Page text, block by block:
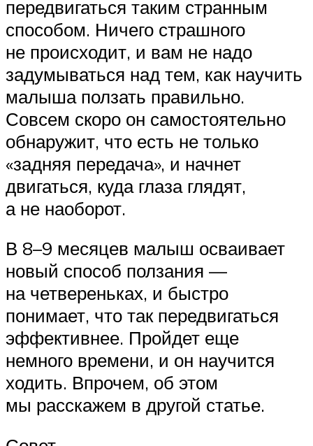
передвигаться таким странным
способом. Ничего страшного
не происходит, и вам не надо
задумываться над тем, как научить
малыша ползать правильно.
Совсем скоро он самостоятельно
обнаружит, что есть не только
«задняя передача», и начнет
двигаться, куда глаза глядят,
а не наоборот.
В 8–9 месяцев малыш осваивает
новый способ ползания —
на четвереньках, и быстро
понимает, что так передвигаться
эффективнее. Пройдет еще
немного времени, и он научится
ходить. Впрочем, об этом
мы расскажем в другой статье.